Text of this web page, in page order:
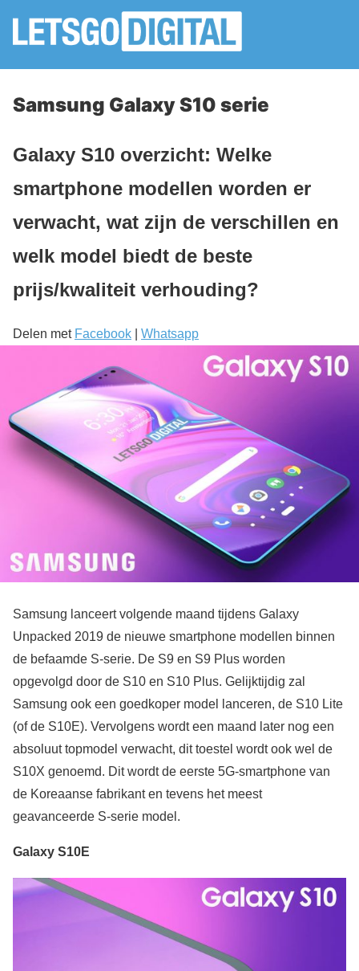
Samsung Galaxy S10 serie
Galaxy S10 overzicht: Welke
smartphone modellen worden er
verwacht, wat zijn de verschillen en
welk model biedt de beste
prijs/kwaliteit verhouding?
Delen met Facebook Whatsapp
Samsung lanceert volgende maand tijdens Galaxy
Unpacked 2019 de nieuwe smartphone modellen binnen
de befaamde S-serie. De S9 en S9 Plus worden
opgevolgd door de S10 en S10 Plus. Gelijktijdig zal
Samsung ook een goedkoper model lanceren, de S10 Lite
(of de S10E). Vervolgens wordt een maand later nog een
absoluut topmodel verwacht, dit toestel wordt ook wel de
S10X genoemd. Dit wordt de eerste 5G-smartphone van
de Koreaanse fabrikant en tevens het meest
geavanceerde S-serie model.
Galaxy S10E